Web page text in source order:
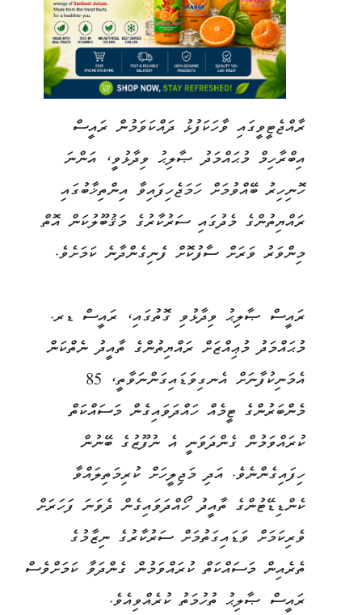
ރާއްޖެޓީވީގައި ވާހަކަފުޅު ދައްކަވަމުން ރައީސް
އިބްރާހިމް މުޙައްމަދު ޞާލިޙު ވިދާޅުވީ، އަންނަ
ހޮނިހިރު ބޭއްވުމަށް ހަމަޖެހިފައިވާ އިންތިޚާބުގައި
ރައްޔިތުންގެ މެދުގައި ސަރުކާރުގެ މަޤުބޫލުކަން އޮތް
މިންވަރު ވަރަށް ސާފުކޮށް ފެނިގެންދާނެ ކަމަށެވެ.
ރައީސް ޞާލިޙު ވިދާޅުވި ގޮތުގައި، ރައީސް ޑރ.
މުޙައްމަދު މުޢިއްޒަށް ރައްޔިތުންގެ ތާއީދު ނެތްކަން
އެމަނިކުފާނަށް އެނގިވަޑައިގަންނަވާތީ، 85
މެންބަރުންގެ ޓީމެއް ހައްދަވައިގެން މަސައްކަތް
ކުރައްވަމުން ގެންދަވަނީ އެ ނުފޫޒުގެ ބޭނުން
ހިފައިގެންނެވެ. އަދި މަޖިލީހަށް ކުރިމަތިލައްވާ
ކެންޑިޑޭޓުންގެ ތާއީދު ހޯއްދަވައިގެން ދެވަނަ ފަހަރަށް
ވެރިކަމަށް ވަޑައިގަތުމަށް ސަރުކާރުގެ ނިޒާމުގެ
ތެރެއިން މަސައްކަތް ކުރައްވަމުން ގެންދަވާ ކަމަށްވެސް
ރައީސް ޞާލިޙު ތުހުމަތު ކުރެއްވިއެވެ.